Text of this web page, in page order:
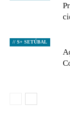
// S+ SETÚBAL